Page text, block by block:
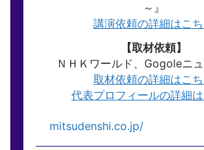
～』
講演依頼の詳細はこ
【取材依頼】
ＮＨＫワールド、Gogoleニ
取材依頼の詳細はこ
代表プロフィールの詳細
mitsudenshi.co.jp/